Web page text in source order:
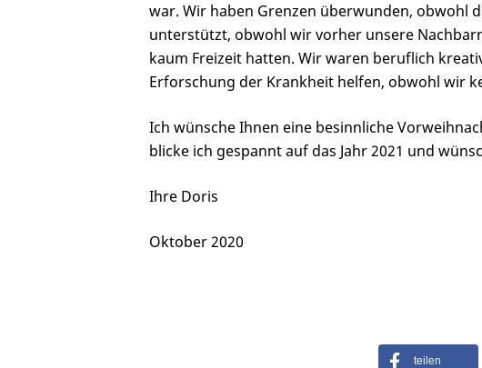
war. Wir haben Grenzen überwunden, obwohl
unterstützt, obwohl wir vorher unsere
kaum Freizeit hatten. Wir waren beruflich
Erforschung der Krankheit helfen, obwohl wir
Ich wünsche Ihnen eine besinnliche
blicke ich gespannt auf das Jahr 2021 und
Ihre Doris
Oktober 2020
teilen